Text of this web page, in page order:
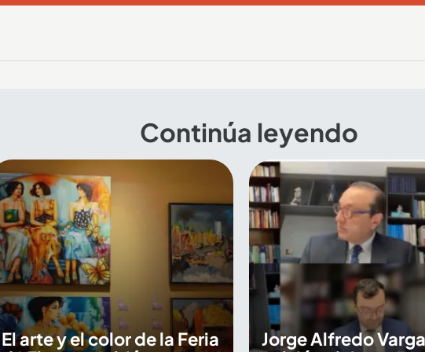
Continúa leyendo
El arte y el color de la Feria
Jorge Alfredo